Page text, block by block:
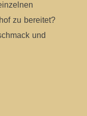
zu bereitet?
und